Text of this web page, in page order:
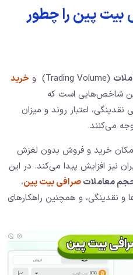
پین را چطور
(Trading Volume) و
خرید
شاخص‌هایی است که
نقدینگی، اعتبار روند و میزان
می‌کنند.
خرید و فروش بدون لغزش
نیز افزایش پیدا می‌کند. در این
معاملاتصرافی بیت پین،
و نقدینگی، و همچنین راهکارهای